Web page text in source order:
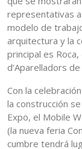
representativas
modelo de
arquitectura y la
principal es
d’Aparelladors
Con la
la construcción
Expo, el Mobile
(la nueva feria
cumbre tendrá